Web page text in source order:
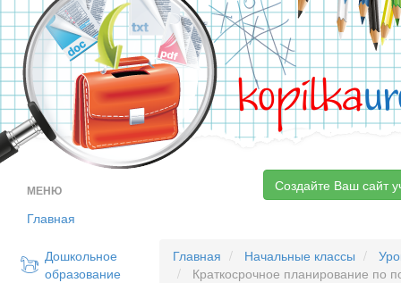
kopilka
МЕНЮ
Главная
Дошкольное
образование
Создайте Ваш сайт
Главная Начальные классы
Краткосрочное планирование по